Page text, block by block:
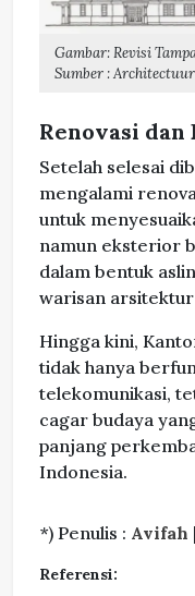
Gambar: Revisi
Sumber :
Renovasi
Setelah selesai
mengalami
untuk
namun eksterior
dalam bentuk
warisan
Hingga kini,
tidak hanya
telekomunikasi,
cagar budaya
panjang
Indonesia.
*) Penulis : Avifah
Referensi: